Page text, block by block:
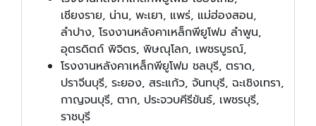
เชียงราย, น่าน, พะเยา, แพร่, แม่ฮ่องสอน,
ลำปาง, โรงงานหลังคาเหล็กพียูโฟม ลำพูน,
อุตรดิตถ์ พิจิตร, พิษณุโลก, เพชรบูรณ์,
โรงงานหลังคาเหล็กพียูโฟม ชลบุรี, ตราด,
ปราจีนบุรี, ระยอง, สระแก้ว, จันทบุรี, ฉะเชิงเทรา,
กาญจนบุรี, ตาก, ประจวบคีรีขันธ์, เพชรบุรี,
ราชบุรี